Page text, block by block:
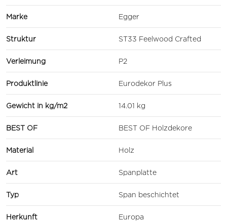
Marke Egger
Struktur ST33 Feelwood Crafted
Verleimung P2
Produktlinie Eurodekor Plus
Gewicht in kg/m2 14.01 kg
BEST OF BEST OF Holzdekore
Material Holz
Art Spanplatte
Typ Span beschichtet
Herkunft Europa